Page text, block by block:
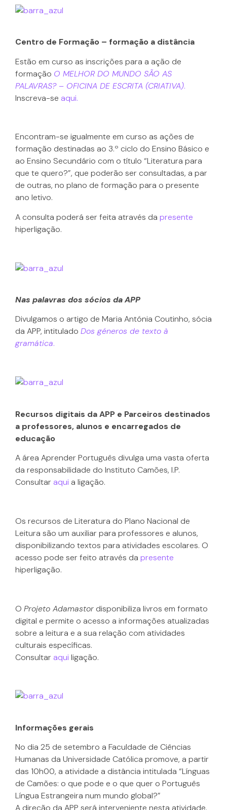
Centro de Formação – formação a distância
Estão em curso as inscrições para a ação de
formação O MELHOR DO MUNDO SÃO AS
PALAVRAS? – OFICINA DE ESCRITA (CRIATIVA).
Inscreva-se aqui.
Encontram-se igualmente em curso as ações de
formação destinadas ao 3.º ciclo do Ensino Básico e
ao Ensino Secundário com o título “Literatura para
que te quero?”, que poderão ser consultadas, a par
de outras, no plano de formação para o presente
ano letivo.
A consulta poderá ser feita através da presente
hiperligação.
Nas palavras dos sócios da APP
Divulgamos o artigo de Maria Antónia Coutinho, sócia
da APP, intitulado Dos géneros de texto à
gramática.
Recursos digitais da APP e Parceiros destinados
a professores, alunos e encarregados de
educação
A área Aprender Português divulga uma vasta oferta
da responsabilidade do Instituto Camões, I.P.
Consultar aqui a ligação.
Os recursos de Literatura do Plano Nacional de
Leitura são um auxiliar para professores e alunos,
disponibilizando textos para atividades escolares. O
acesso pode ser feito através da presente
hiperligação.
O Projeto Adamastor disponibiliza livros em formato
digital e permite o acesso a informações atualizadas
sobre a leitura e a sua relação com atividades
culturais específicas.
Consultar aqui ligação.
Informações gerais
No dia 25 de setembro a Faculdade de Ciências
Humanas da Universidade Católica promove, a partir
das 10h00, a atividade a distância intitulada “Línguas
de Camões: o que pode e o que quer o Português
Língua Estrangeira num mundo global?”
A direção da APP será interveniente nesta atividade.